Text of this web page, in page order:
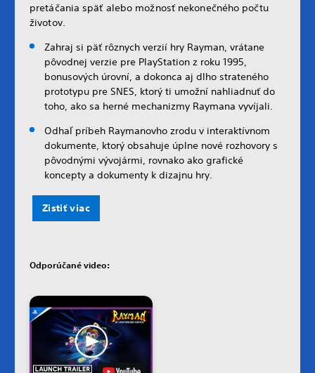
pretáčania späť alebo možnosť nekonečného počtu
životov.
Zahraj si päť rôznych verzií hry Rayman, vrátane
pôvodnej verzie pre PlayStation z roku 1995,
bonusových úrovní, a dokonca aj dlho strateného
prototypu pre SNES, ktorý ti umožní nahliadnuť do
toho, ako sa herné mechanizmy Raymana vyvíjali.
Odhaľ príbeh Raymanovho zrodu v interaktívnom
dokumente, ktorý obsahuje úplne nové rozhovory s
pôvodnými vývojármi, rovnako ako grafické
koncepty a dokumenty k dizajnu hry.
Zistiť viac
Odporúčané video: